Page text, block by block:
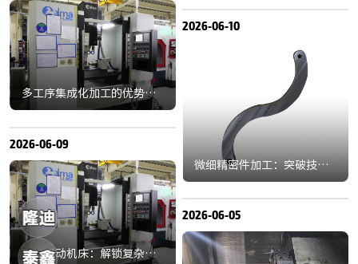
钥
多工序集成化加工的优势：
重塑制造业效能的核心引擎
2026-06-10
微细精密件加工：突破技术
瓶颈，探寻前沿进展新路径
2026-06-09
五轴联动机床：解锁复杂曲
2026-06-05